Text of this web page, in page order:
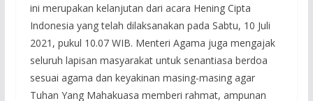
ini merupakan kelanjutan dari acara Hening Cipta
Indonesia yang telah dilaksanakan pada Sabtu, 10 Juli
2021, pukul 10.07 WIB. Menteri Agama juga mengajak
seluruh lapisan masyarakat untuk senantiasa berdoa
sesuai agama dan keyakinan masing-masing agar
Tuhan Yang Mahakuasa memberi rahmat, ampunan